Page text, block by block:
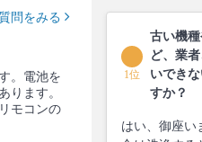
問をみる
。電池を
ります。
モコンの
1位
古い機
ど、業
いでき
すか？
はい、御座い